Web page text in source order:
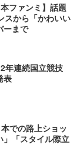
ファンミ】話題
スから「かわいい
ーまで
年連続国立競技
表
での路上ショッ
」「スタイル際立